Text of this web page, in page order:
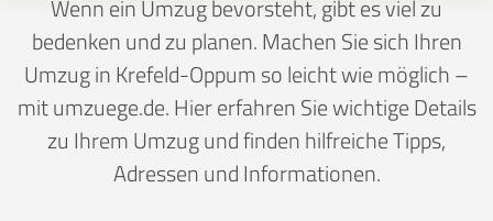
Wenn ein Umzug bevorsteht, gibt es viel zu
bedenken und zu planen. Machen Sie sich Ihren
Umzug in Krefeld-Oppum so leicht wie möglich –
mit umzuege.de. Hier erfahren Sie wichtige Details
zu Ihrem Umzug und finden hilfreiche Tipps,
Adressen und Informationen.